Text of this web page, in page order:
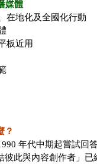
媒體
在地化及全國化行動
板近用
？
年代中期起嘗試回答
彼此與內容創作者」